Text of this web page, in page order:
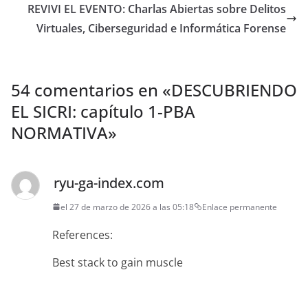
REVIVI EL EVENTO: Charlas Abiertas sobre Delitos
Virtuales, Ciberseguridad e Informática Forense
54 comentarios en «DESCUBRIENDO
EL SICRI: capítulo 1-PBA
NORMATIVA»
ryu-ga-index.com
el 27 de marzo de 2026 a las 05:18 Enlace permanente
References:
Best stack to gain muscle